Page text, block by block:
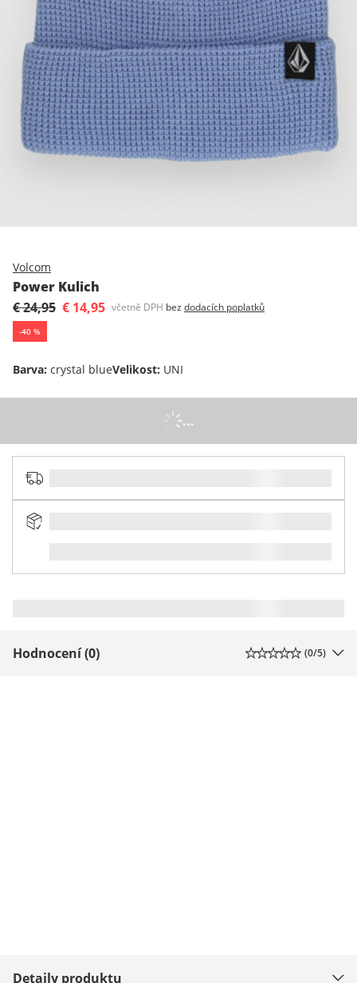
Volcom
Power Kulich
€ 24,95 € 14,95 včetně DPH bez dodacích poplatků
-40 %
Barva: crystal blueVelikost: UNI
...
Hodnocení (0) (0/5)
Detaily produktu